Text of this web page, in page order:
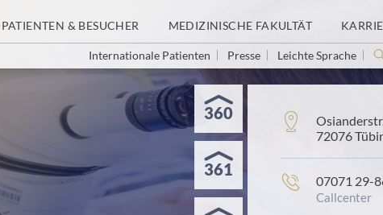
PATIENTEN & BESUCHER MEDIZINISCHE FAKULTÄT
Internationale Patienten Presse Leichte Sprache
360
361
Adresse:
72076
07071 29-
Callcenter